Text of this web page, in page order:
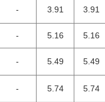
- 3.91 3.91
- 5.16 5.16
- 5.49 5.49
- 5.74 5.74